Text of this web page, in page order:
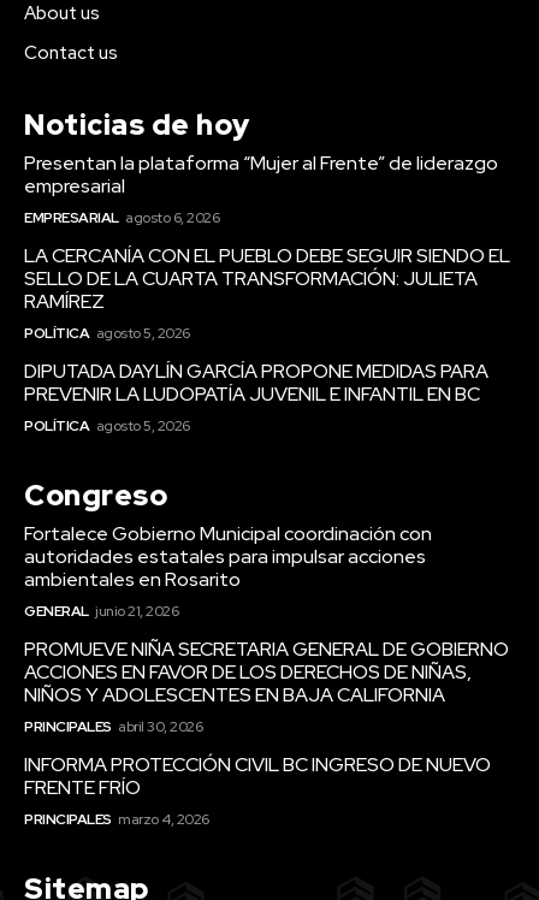
About us
Contact us
Noticias de hoy
Presentan la plataforma “Mujer al Frente” de liderazgo
empresarial
EMPRESARIAL agosto 6, 2026
LA CERCANÍA CON EL PUEBLO DEBE SEGUIR SIENDO EL
SELLO DE LA CUARTA TRANSFORMACIÓN: JULIETA
RAMÍREZ
POLÍTICA agosto 5, 2026
DIPUTADA DAYLÍN GARCÍA PROPONE MEDIDAS PARA
PREVENIR LA LUDOPATÍA JUVENIL E INFANTIL EN BC
POLÍTICA agosto 5, 2026
Congreso
Fortalece Gobierno Municipal coordinación con
autoridades estatales para impulsar acciones
ambientales en Rosarito
GENERAL junio 21, 2026
PROMUEVE NIÑA SECRETARIA GENERAL DE GOBIERNO
ACCIONES EN FAVOR DE LOS DERECHOS DE NIÑAS,
NIÑOS Y ADOLESCENTES EN BAJA CALIFORNIA
PRINCIPALES abril 30, 2026
INFORMA PROTECCIÓN CIVIL BC INGRESO DE NUEVO
FRENTE FRÍO
PRINCIPALES marzo 4, 2026
Sitemap